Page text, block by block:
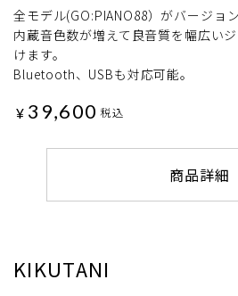
全モデル(GO:PIANO88）がバージョ
内蔵音色数が増えて良音質を幅広い
けます。
Bluetooth、USBも対応可能。
¥ 39,600 税込
商品詳細
KIKUTANI